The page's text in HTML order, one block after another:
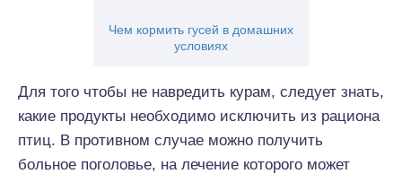
Чем кормить гусей в домашних
условиях
Для того чтобы не навредить курам, следует знать,
какие продукты необходимо исключить из рациона
птиц. В противном случае можно получить
больное поголовье, на лечение которого может